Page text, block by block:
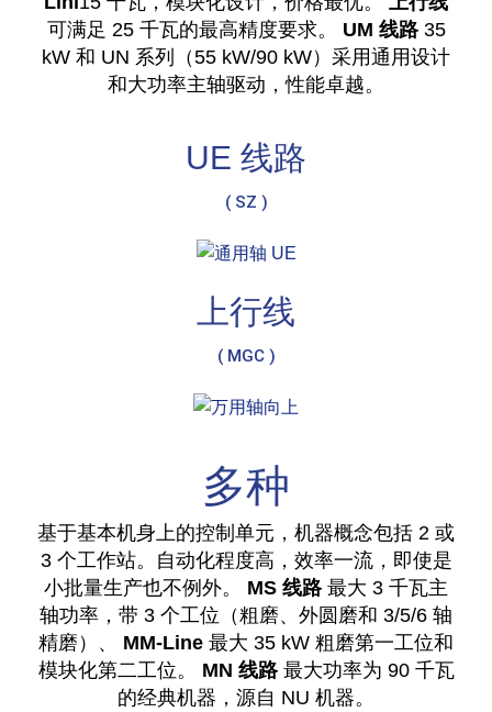
可满足 25 千瓦的最高精度要求。 UM 线路35
kW 和 UN 系列（55 kW/90 kW）采用通用设计
和大功率主轴驱动，性能卓越。
UE 线路
( SZ )
上行线
( MGC )
多种
基于基本机身上的控制单元，机器概念包括 2 或
3 个工作站。自动化程度高，效率一流，即使是
小批量生产也不例外。 MS 线路最大 3 千瓦主
轴功率，带 3 个工位（粗磨、外圆磨和 3/5/6 轴
精磨）、 MM-Line 最大 35 kW 粗磨第一工位和
模块化第二工位。 MN 线路最大功率为 90 千瓦
的经典机器，源自 NU 机器。